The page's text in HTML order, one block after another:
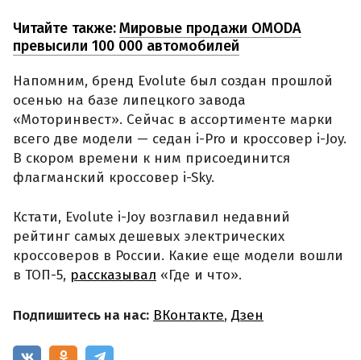
Читайте также:Мировые продажи OMODA
превысили 100 000 автомобилей
Напомним, бренд Evolute был создан прошлой
осенью на базе липецкого завода
«Моторинвест». Сейчас в ассортименте марки
всего две модели — седан i-Pro и кроссовер i-Joy.
В скором времени к ним присоединится
флагманский кроссовер i-Sky.
Кстати, Evolute i-Joy возглавил недавний
рейтинг самых дешевых электрических
кроссоверов в России. Какие еще модели вошли
в ТОП-5, рассказывал «Где и что».
Подпишитесь на нас: ВКонтакте, Дзен